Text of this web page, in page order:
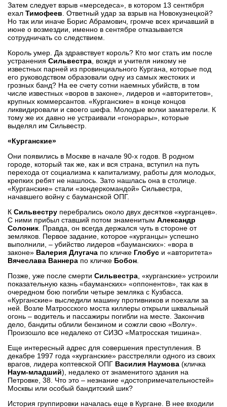
Затем следует взрыв «мерседеса», в котором 13 сентября
ехал Тимофеев . Ответный удар за взрыв на Новокузнецкой?
Но так или иначе Борис Абрамович, громче всех кричавший в
июне о возмездии, именно в сентябре отказывается
сотрудничать со следствием.
Король умер. Да здравствует король? Кто мог стать им после
устранения Сильвестра , вождя и учителя никому не
известных парней из провинциального Кургана, которые под
его руководством образовали одну из самых жестоких и
грозных банд? На ее счету сотни наемных убийств, в том
числе известных «воров в законе», лидеров и «авторитетов»,
крупных коммерсантов. «Курганские» в конце концов
ликвидировали и своего шефа. Молодые волки заматерели. К
тому же их давно не устраивали «гонорары», которые
выделял им Сильвестр.
«Курганские»
Они появились в Москве в начале 90-х годов. В родном
городе, который так же, как и вся страна, вступил на путь
перехода от социализма к капитализму, работы для молодых,
крепких ребят не нашлось. Зато нашлась она в столице.
«Курганские» стали «зондеркомандой» Сильвестра,
начавшего войну с бауманской ОПГ.
К Сильвестру перебрались около двух десятков «курганцев».
С ними прибыл ставший потом знаменитым Александр
Солоник . Правда, он всегда держался чуть в стороне от
земляков. Первое задание, которое «курганцы» успешно
выполнили, – убийство лидеров «бауманских»: «вора в
законе» Валерия Длугача по кличке Глобус и «авторитета»
Вячеслава Ваннера по кличке Бобон
Позже, уже после смерти Сильвестра , «курганские» устроили
показательную казнь «бауманских» «оппонентов», так как в
очередном бою погибли четыре земляка с Кузбасса.
«Курганские» выследили машину противников и поехали за
ней. Возле Матросского моста киллеры открыли шквальный
огонь – водитель и пассажиры погибли на месте. Закончив
дело, бандиты облили бензином и сожгли свою «Волгу».
Произошло все недалеко от СИЗО «Матросская тишина».
Еще интересный адрес для совершения преступления. В
декабре 1997 года «курганские» расстреляли одного из своих
врагов, лидера коптевской ОПГ Василия Наумова (кличка
Наум-младший), недалеко от знаменитого здания на
Петровке, 38. Что это – незнание «достопримечательностей»
Москвы или особый бандитский шик?
История группировки началась еще в Кургане. В нее входили